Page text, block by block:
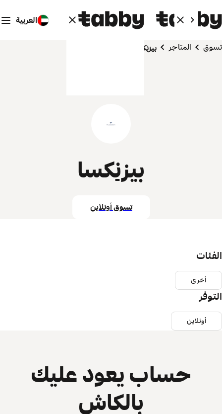
العربية
تسوق المتاجر بيزنِكسا
بيزنِكسا
تسوق أونلاين
الفئات
أخرى
التوفر
أونلاين
حساب يعود عليك
بالكاش